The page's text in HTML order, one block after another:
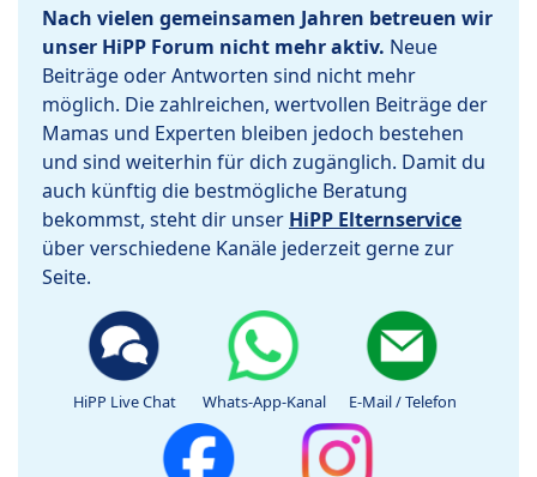
Nach vielen gemeinsamen Jahren betreuen wir
unser HiPP Forum nicht mehr aktiv. Neue
Beiträge oder Antworten sind nicht mehr
möglich. Die zahlreichen, wertvollen Beiträge der
Mamas und Experten bleiben jedoch bestehen
und sind weiterhin für dich zugänglich. Damit du
auch künftig die bestmögliche Beratung
bekommst, steht dir unser HiPP Elternservice
über verschiedene Kanäle jederzeit gerne zur
Seite.
HiPP Live Chat Whats-App-Kanal E-Mail / Telefon